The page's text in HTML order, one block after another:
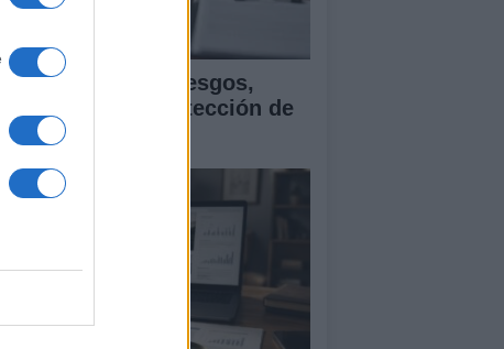
para evaluar sesgos,
y protección de
en IA